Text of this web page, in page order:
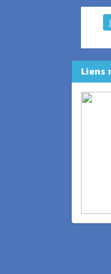
Liens